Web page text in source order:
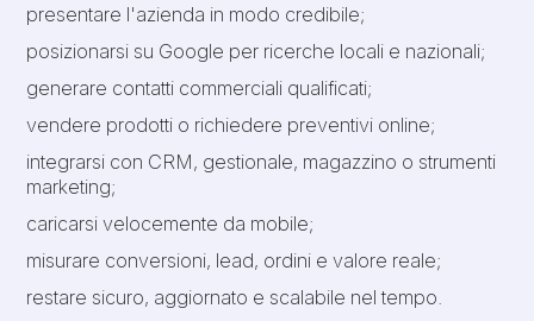
presentare l'azienda in modo credibile;
posizionarsi su Google per ricerche locali e nazionali;
generare contatti commerciali qualificati;
vendere prodotti o richiedere preventivi online;
integrarsi con CRM, gestionale, magazzino o strumenti
marketing;
caricarsi velocemente da mobile;
misurare conversioni, lead, ordini e valore reale;
restare sicuro, aggiornato e scalabile nel tempo.